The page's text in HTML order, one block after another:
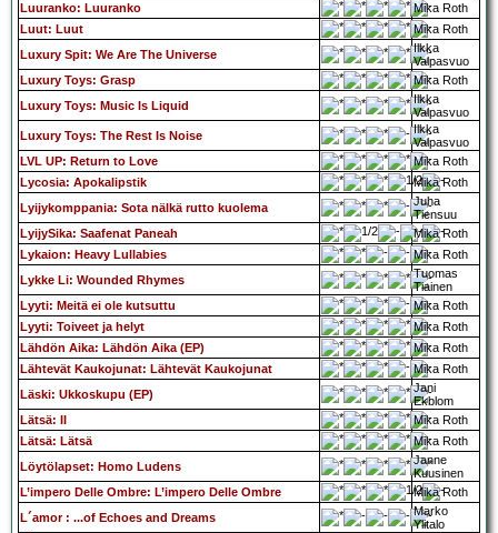
Luuranko: Luuranko
Mika Roth
Luut: Luut
Mika Roth
Luxury Spit: We Are The Universe
Ilkka
Valpasvuo
Luxury Toys: Grasp
Mika Roth
Luxury Toys: Music Is Liquid
Ilkka
Valpasvuo
Luxury Toys: The Rest Is Noise
Ilkka
Valpasvuo
LVL UP: Return to Love
Mika Roth
Lycosia: Apokalipstik
Mika Roth
Lyijykomppania: Sota nälkä rutto kuolema
Juha
Tiensuu
LyijySika: Saafenat Paneah
Mika Roth
Lykaion: Heavy Lullabies
Mika Roth
Lykke Li: Wounded Rhymes
Tuomas
Tiainen
Lyyti: Meitä ei ole kutsuttu
Mika Roth
Lyyti: Toiveet ja helyt
Mika Roth
Lähdön Aika: Lähdön Aika (EP)
Mika Roth
Lähtevät Kaukojunat: Lähtevät Kaukojunat
Mika Roth
Läski: Ukkoskupu (EP)
Jani
Ekblom
Lätsä: II
Mika Roth
Lätsä: Lätsä
Mika Roth
Löytölapset: Homo Ludens
Janne
Kuusinen
L’impero Delle Ombre: L’impero Delle Ombre
Mika Roth
L´amor : ...of Echoes and Dreams
Marko
Ylitalo